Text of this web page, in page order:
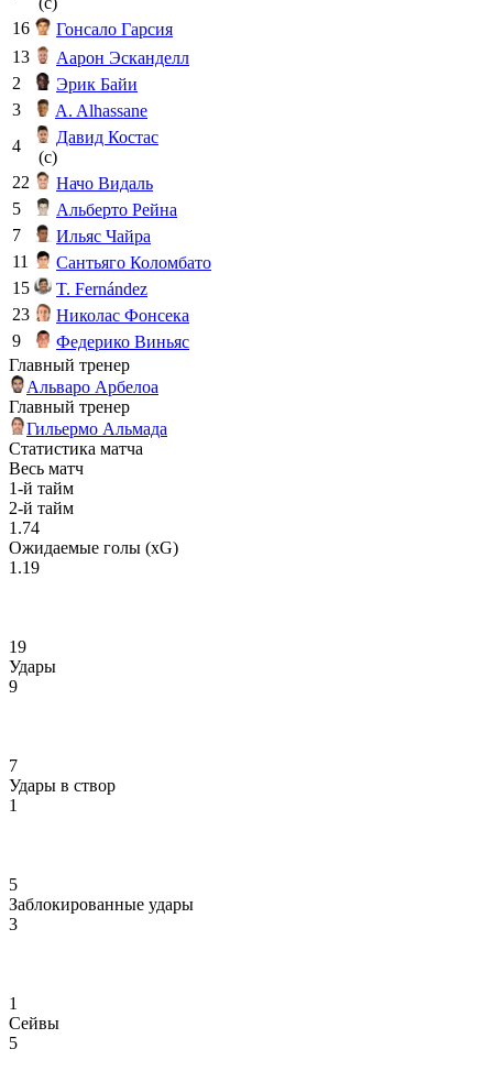
16
Гонсало Гарсия
13
Аарон Эсканделл
2
Эрик Байи
3
A. Alhassane
4
Давид Костас
(c)
22
Начо Видаль
5
Альберто Рейна
7
Ильяс Чайра
11
Сантьяго Коломбато
15
T. Fernández
23
Николас Фонсека
9
Федерико Виньяс
Главный тренер
Альваро Арбелоа
Главный тренер
Гильермо Альмада
Статистика матча
Весь матч
1-й тайм
2-й тайм
1.74
Ожидаемые голы (xG)
1.19
19
Удары
9
7
Удары в створ
1
5
Заблокированные удары
3
1
Сейвы
5